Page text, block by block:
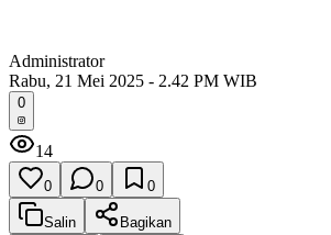
Administrator
Rabu, 21 Mei 2025 - 2.42 PM WIB
0
14
0 0 0
Salin
Bagikan